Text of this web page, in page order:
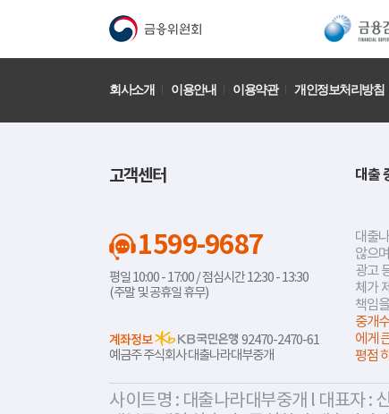
회사소개 이용안내 이용약관 개인정보처리방침
고객센터
1599-9687
평일 10:00 - 17:00 / 점심시간 12:30 - 13:30
(주말 및 공휴일 휴무)
계좌정보
92470-2470-61
예금주 주식회사 대출나라대부중개
대출
대출
않으
광고
체가
책임
중개
에게
평점
사이트명 : 대출나라대부중개 l 대표자 :